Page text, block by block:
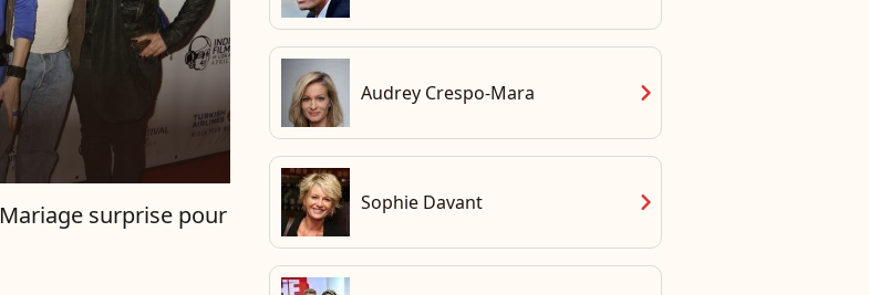
surprise pour
Audrey Crespo-Mara chevron_right
Sophie Davant chevron_right